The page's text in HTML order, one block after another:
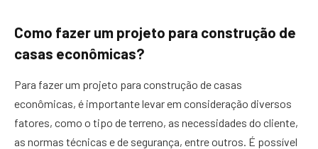
Como fazer um projeto para construção de
casas econômicas?
Para fazer um projeto para construção de casas
econômicas, é importante levar em consideração diversos
fatores, como o tipo de terreno, as necessidades do cliente,
as normas técnicas e de segurança, entre outros. É possível